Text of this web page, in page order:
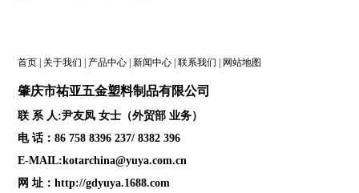
首页| 关于我们 产品中心| 新闻中心| 联系我们 网站地图
肇庆市祐亚五金塑料制品有限公司
联 系 人:尹友凤 女士（外贸部 业务）
电 话：86 758 8396 237/ 8382 396
E-MAIL:kotarchina@yuya.com.cn
网 址： http://gdyuya.1688.com